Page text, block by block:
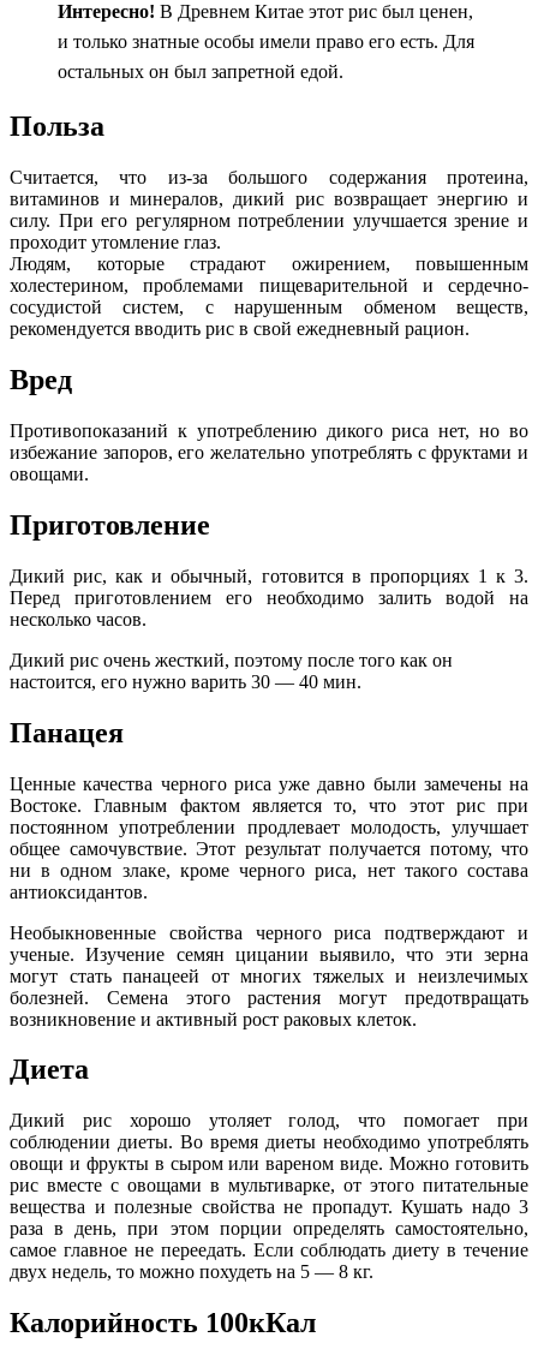
Интересно! В Древнем Китае этот рис был ценен,
и только знатные особы имели право его есть. Для
остальных он был запретной едой.
Польза
Считается, что из-за большого содержания протеина,
витаминов и минералов, дикий рис возвращает энергию и
силу. При его регулярном потреблении улучшается зрение и
проходит утомление глаз.
Людям, которые страдают ожирением, повышенным
холестерином, проблемами пищеварительной и сердечно-
сосудистой систем, с нарушенным обменом веществ,
рекомендуется вводить рис в свой ежедневный рацион.
Вред
Противопоказаний к употреблению дикого риса нет, но во
избежание запоров, его желательно употреблять с фруктами и
овощами.
Приготовление
Дикий рис, как и обычный, готовится в пропорциях 1 к 3.
Перед приготовлением его необходимо залить водой на
несколько часов.
Дикий рис очень жесткий, поэтому после того как он
настоится, его нужно варить 30 — 40 мин.
Панацея
Ценные качества черного риса уже давно были замечены на
Востоке. Главным фактом является то, что этот рис при
постоянном употреблении продлевает молодость, улучшает
общее самочувствие. Этот результат получается потому, что
ни в одном злаке, кроме черного риса, нет такого состава
антиоксидантов.
Необыкновенные свойства черного риса подтверждают и
ученые. Изучение семян цицании выявило, что эти зерна
могут стать панацеей от многих тяжелых и неизлечимых
болезней. Семена этого растения могут предотвращать
возникновение и активный рост раковых клеток.
Диета
Дикий рис хорошо утоляет голод, что помогает при
соблюдении диеты. Во время диеты необходимо употреблять
овощи и фрукты в сыром или вареном виде. Можно готовить
рис вместе с овощами в мультиварке, от этого питательные
вещества и полезные свойства не пропадут. Кушать надо 3
раза в день, при этом порции определять самостоятельно,
самое главное не переедать. Если соблюдать диету в течение
двух недель, то можно похудеть на 5 — 8 кг.
Калорийность 100кКал